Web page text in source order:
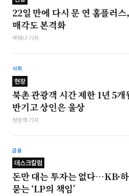
22일 만에 다시 문 연 홈플러
매각도 본격화
박해나 기자
사회
현장
북촌 관광객 시간 제한 1년 5
반기고 상인은 울상
정원혁 기자
금융
데스크칼럼
돈만 대는 투자는 없다…KB·
묻는 ‘LP의 책임’